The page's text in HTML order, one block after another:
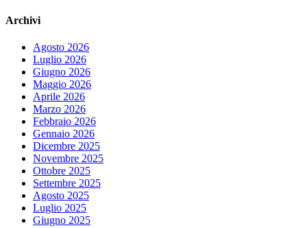
Archivi
Agosto 2026
Luglio 2026
Giugno 2026
Maggio 2026
Aprile 2026
Marzo 2026
Febbraio 2026
Gennaio 2026
Dicembre 2025
Novembre 2025
Ottobre 2025
Settembre 2025
Agosto 2025
Luglio 2025
Giugno 2025